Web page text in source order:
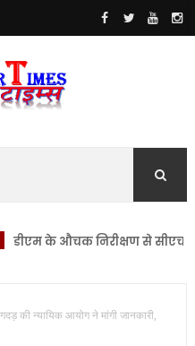
के औचक निरीक्षण से सीएचसी
की न्यायिक आयोग ने मांगी जानकारी,